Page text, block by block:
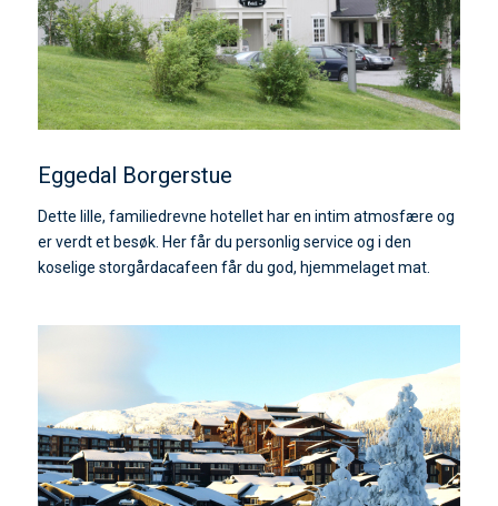
Eggedal Borgerstue
Dette lille, familiedrevne hotellet har en intim atmosfære og
er verdt et besøk. Her får du personlig service og i den
koselige storgårdacafeen får du god, hjemmelaget mat.